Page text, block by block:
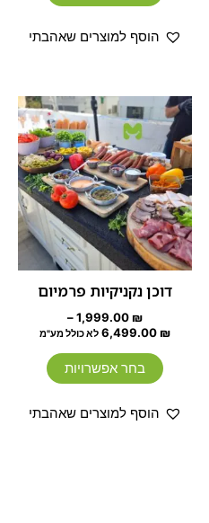
הוסף למוצרים שאהבתי
דוכן נקניקיות פרמיום
1,999.00 ₪
–
6,499.00 ₪
טווח
מחירים:
עד
לא כולל מע"מ
בחר אפשרויות
למוצר
זה
יש
מספר
סוגים.
ניתן
לבחור
את
בעמוד
הוסף למוצרים שאהבתי